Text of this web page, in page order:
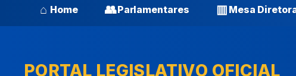
⌂ Home 👥Parlamentares ▥ Mesa
PORTAL LEGISLATIVO OFICIAL